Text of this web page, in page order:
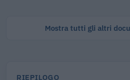
Mostra tutti gli altri
RIEPILOGO